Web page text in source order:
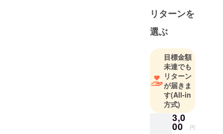
リターンを
選ぶ
目標金額
未達でも
リターン
が届きま
す(All-in
方式)
3,0
00 円